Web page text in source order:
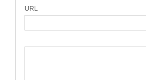
URL